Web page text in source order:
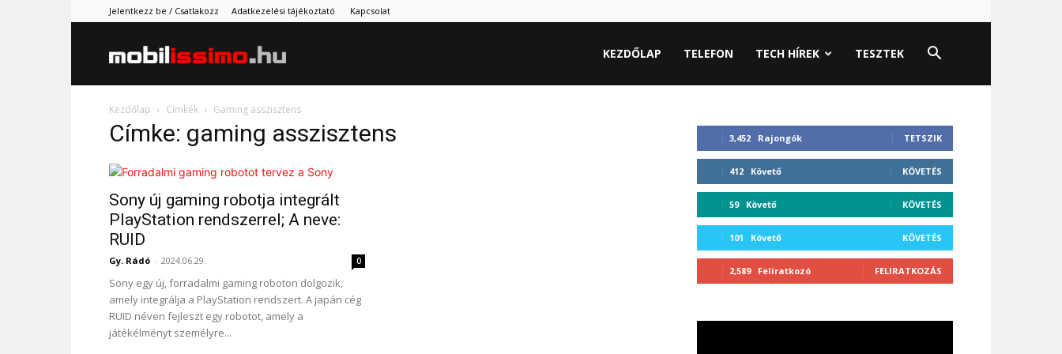
Jelentkezz be / Csatlakozz Adatkezelési tájékoztató Kapcsolat
Mobilissimo.hu KEZDŐLAP TELEFON TECH HÍREK TESZTEK
Kezdőlap Címkék Gaming asszisztens
Címke: gaming asszisztens
Sony új gaming robotja integrált
PlayStation rendszerrel; A neve:
RUID
Gy. Rádó - 2024.06.29. 0
Sony egy új, forradalmi gaming roboton dolgozik,
amely integrálja a PlayStation rendszert. A japán cég
RUID néven fejleszt egy robotot, amely a
játékélményt személyre...
3,452 Rajongók TETSZIK
412 Követő KÖVETÉS
59 Követő KÖVETÉS
101 Követő KÖVETÉS
2,589 Feliratkozó FELIRATKOZÁS